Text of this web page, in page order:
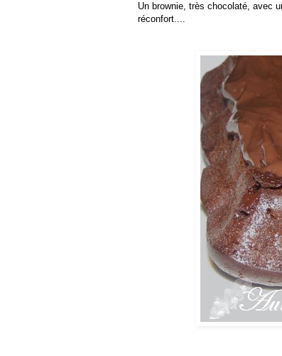
Un brownie, très chocolaté, avec
réconfort....